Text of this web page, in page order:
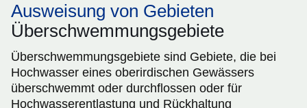
Ausweisung von Gebieten
Überschwemmungsgebiete
Überschwemmungsgebiete sind Gebiete, die bei
Hochwasser eines oberirdischen Gewässers
überschwemmt oder durchflossen oder für
Hochwasserentlastung und Rückhaltung